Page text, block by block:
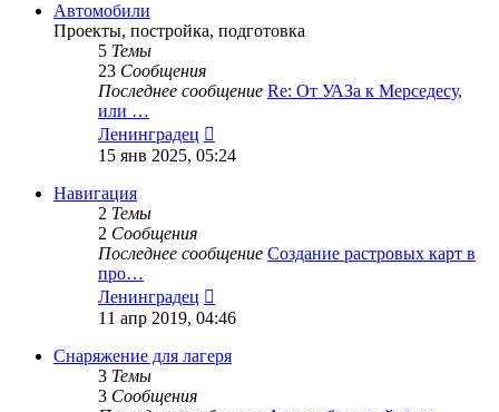
Автомобили
Проекты, постройка, подготовка
5 Темы
23 Сообщения
Последнее сообщение Re: От УАЗа к Мерседесу,
или …
Ленинградец
к
15 янв 2025, 05:24
Навигация
2 Темы
2 Сообщения
Последнее сообщение Создание растровых карт в
про…
Ленинградец
к
сообщению
11 апр 2019, 04:46
Снаряжение для лагеря
3 Темы
3 Сообщения